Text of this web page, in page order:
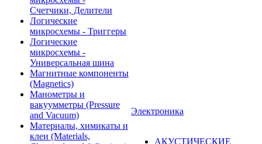
Счетчики, Делители
Логические
микросхемы - Триггеры
Логические
микросхемы -
Универсальная шина
Магнитные компоненты
(Magnetics)
Манометры и
вакуумметры (Pressure
and Vacuum)
Материалы, химикаты и
клеи (Materials,
Электроника
АКУСТИЧЕСКИЕ